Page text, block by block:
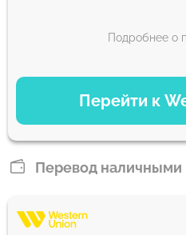
Перейти к
Подробнее о
ВАРИАНТЫ ОПЛАТЫ
Debit/Credit Сard
5447.87 UAH
Перевод наличными